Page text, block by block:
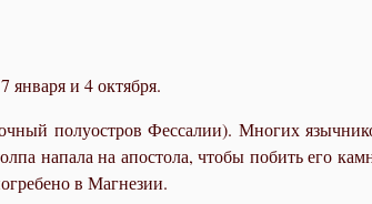
и 4 октября.
по­лу­ост­ров Фес­са­лии). Мно­гих
на­па­ла на апо­сто­ла, чтобы по­бить его
в Маг­не­зии.